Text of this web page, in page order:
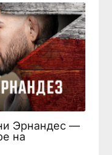
Эрнандес —
на